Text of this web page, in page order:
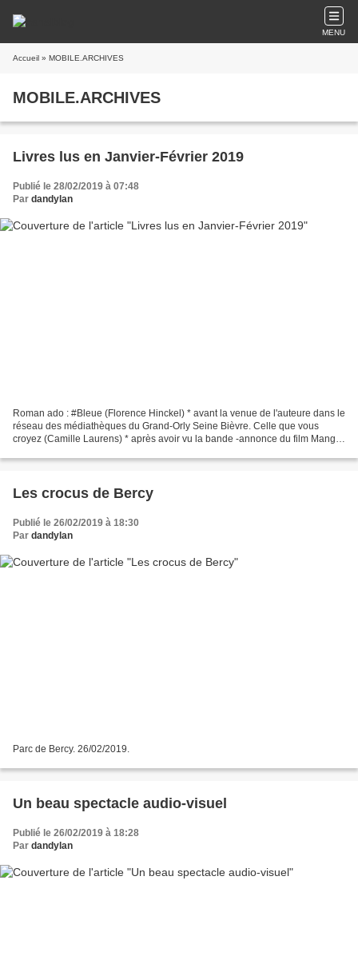
MENU
Accueil » MOBILE.ARCHIVES
MOBILE.ARCHIVES
Livres lus en Janvier-Février 2019
Publié le 28/02/2019 à 07:48
Par dandylan
Roman ado : #Bleue (Florence Hinckel) * avant la venue de l'auteure dans le
réseau des médiathèques du Grand-Orly Seine Bièvre. Celle que vous
croyez (Camille Laurens) * après avoir vu la bande -annonce du film Manga
Les crocus de Bercy
Publié le 26/02/2019 à 18:30
Par dandylan
Parc de Bercy. 26/02/2019.
Un beau spectacle audio-visuel
Publié le 26/02/2019 à 18:28
Par dandylan